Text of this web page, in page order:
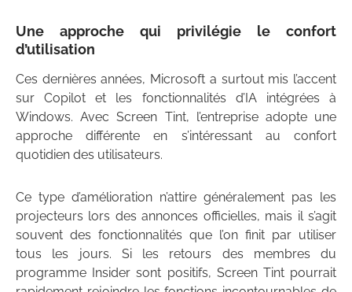
Une approche qui privilégie le confort
d’utilisation
Ces dernières années, Microsoft a surtout mis l’accent
sur Copilot et les fonctionnalités d’IA intégrées à
Windows. Avec Screen Tint, l’entreprise adopte une
approche différente en s’intéressant au confort
quotidien des utilisateurs.
Ce type d’amélioration n’attire généralement pas les
projecteurs lors des annonces officielles, mais il s’agit
souvent des fonctionnalités que l’on finit par utiliser
tous les jours. Si les retours des membres du
programme Insider sont positifs, Screen Tint pourrait